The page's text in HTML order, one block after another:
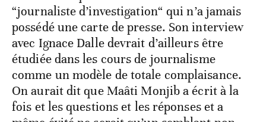
“journaliste d’investigation“ qui n’a jamais
possédé une carte de presse. Son interview
avec Ignace Dalle devrait d’ailleurs être
étudiée dans les cours de journalisme
comme un modèle de totale complaisance.
On aurait dit que Maâti Monjib a écrit à la
fois et les questions et les réponses et a